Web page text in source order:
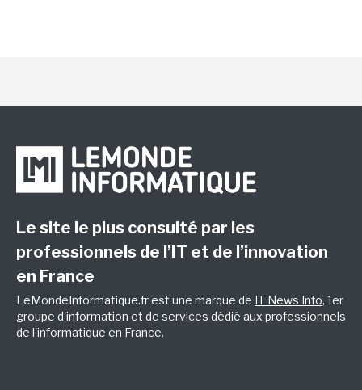
Le site le plus consulté par les
professionnels de l’IT et de l’innovation
en France
LeMondeInformatique.fr est une marque de IT News Info, 1er
groupe d'information et de services dédié aux professionnels
de l'informatique en France.